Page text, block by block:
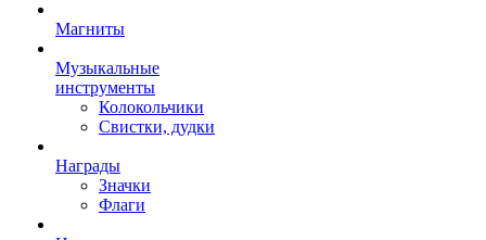
Магниты
Музыкальные
инструменты
Колокольчики
Свистки, дудки
Награды
Значки
Флаги